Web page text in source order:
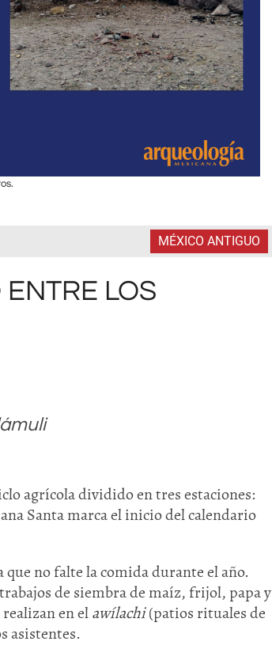
MÉXICO ANTIGUO
LOS
agrícola dividido en tres estaciones:
Santa marca el inicio del calendario
no falte la comida durante el año.
de siembra de maíz, frijol, papa y
en elawílachi(patios rituales de
asistentes.